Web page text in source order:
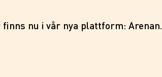
nu i vår nya plattform: Arenan.